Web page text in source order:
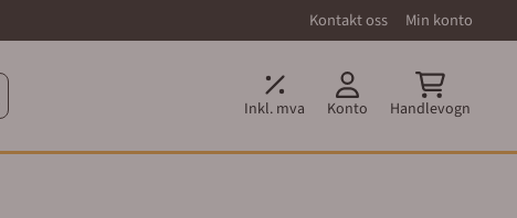
Kontakt oss Min konto
Inkl. mva Konto Handlevogn